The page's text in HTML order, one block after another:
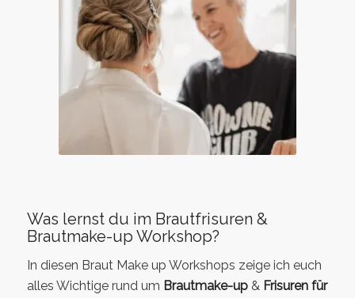
Was lernst du im Brautfrisuren &
Brautmake-up Workshop?
In diesen Braut Make up Workshops zeige ich euch
alles Wichtige rund um Brautmake-up& Frisuren für